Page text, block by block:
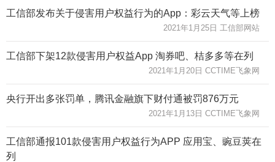
工信部发布关于侵害用户权益行为的App：彩云天气等上榜
2021年1月25日 工信部网站
工信部下架12款侵害用户权益App 淘券吧、桔多多等在列
2021年1月20日 CCTIME飞象网
央行开出多张罚单，腾讯金融旗下财付通被罚876万元
2021年1月13日 CCTIME飞象网
工信部通报101款侵害用户权益行为APP 应用宝、豌豆荚在
列